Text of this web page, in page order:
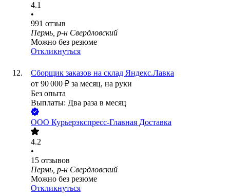
4.1
•
991 отзыв
Пермь, р-н Свердловский
Можно без резюме
Откликнуться
Сборщик заказов на склад Яндекс.Лавка
от 90 000 ₽ за месяц, на руки
Без опыта
Выплаты: Два раза в месяц
ООО Курьерэкспресс-Главная Доставка
4.2
•
15 отзывов
Пермь, р-н Свердловский
Можно без резюме
Откликнуться